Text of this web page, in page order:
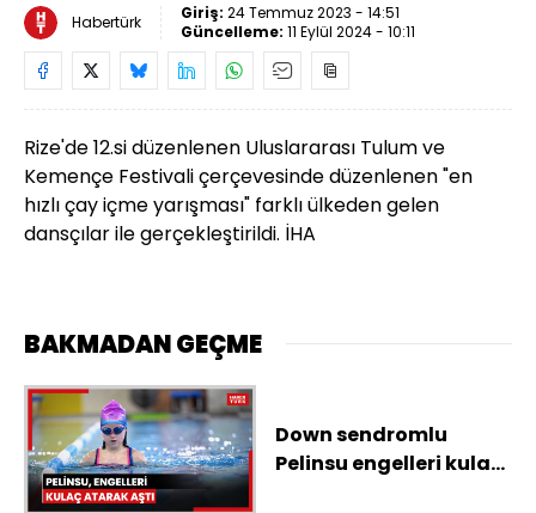
Habertürk Giriş: 24 Temmuz 2023 - 14:51
Güncelleme: 11 Eylül 2024 - 10:11
Rize'de 12.si düzenlenen Uluslararası Tulum ve
Kemençe Festivali çerçevesinde düzenlenen "en
hızlı çay içme yarışması" farklı ülkeden gelen
dansçılar ile gerçekleştirildi. İHA
BAKMADAN GEÇME
Down sendromlu
Pelinsu engelleri kulaç